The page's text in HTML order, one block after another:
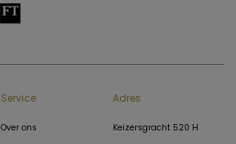
Service
Over ons
Adres
Keizersgracht 520 H